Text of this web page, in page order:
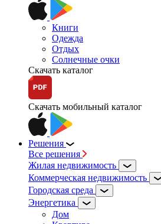
Книги
Одежда
Отдых
Солнечные очки
Скачать каталог
Скачать мобильный каталог
Решения
Все решения
Жилая недвижимость
Коммерческая недвижимость
Городская среда
Энергетика
Дом